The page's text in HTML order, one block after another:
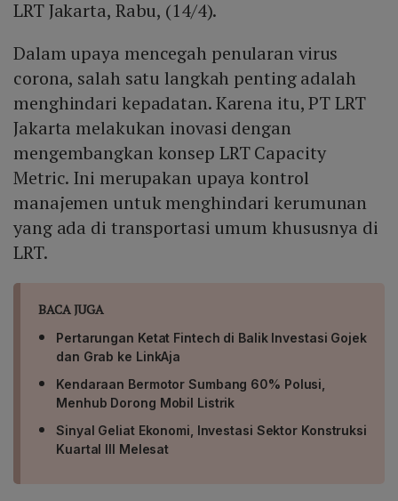
LRT Jakarta, Rabu, (14/4).
Dalam upaya mencegah penularan virus
corona, salah satu langkah penting adalah
menghindari kepadatan. Karena itu, PT LRT
Jakarta melakukan inovasi dengan
mengembangkan konsep LRT Capacity
Metric. Ini merupakan upaya kontrol
manajemen untuk menghindari kerumunan
yang ada di transportasi umum khususnya di
LRT.
BACA JUGA
Pertarungan Ketat Fintech di Balik Investasi Gojek
dan Grab ke LinkAja
Kendaraan Bermotor Sumbang 60% Polusi,
Menhub Dorong Mobil Listrik
Sinyal Geliat Ekonomi, Investasi Sektor Konstruksi
Kuartal III Melesat